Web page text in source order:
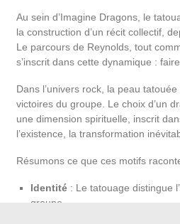
Au sein d’Imagine Dragons, le
la construction d’un récit collectif,
Le parcours de Reynolds, tout
s’inscrit dans cette dynamique :
Dans l’univers rock, la peau
victoires du groupe. Le choix d’un
une dimension spirituelle, inscrit
l’existence, la transformation
Résumons ce que ces motifs
Identité : Le tatouage distingue
groupe.